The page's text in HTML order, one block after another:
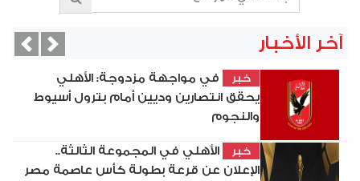
آخر الأخبار
خبر
في مواجهة مزدوجة: الأهلي
يحقق انتصارين وديين أمام بترول أسيوط
والنجوم
خبر
الأهلي في المجموعة الثالثة..
الإعلان عن قرعة بطولة كأس عاصمة مصر
Next